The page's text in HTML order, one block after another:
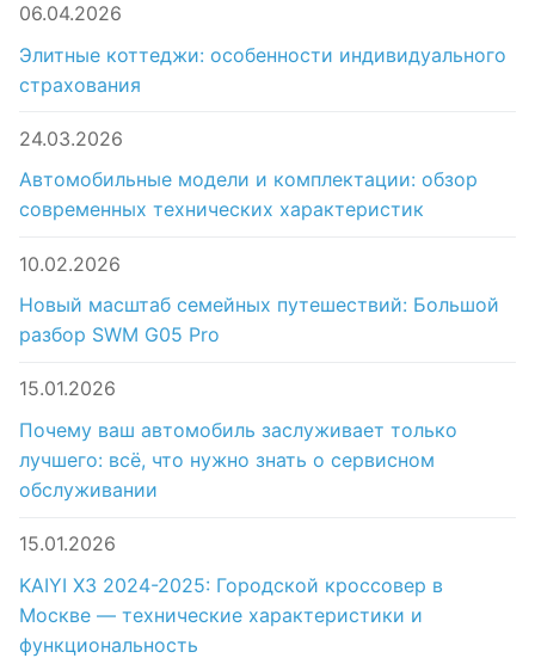
06.04.2026
Элитные коттеджи: особенности индивидуального
страхования
24.03.2026
Автомобильные модели и комплектации: обзор
современных технических характеристик
10.02.2026
Новый масштаб семейных путешествий: Большой
разбор SWM G05 Pro
15.01.2026
Почему ваш автомобиль заслуживает только
лучшего: всё, что нужно знать о сервисном
обслуживании
15.01.2026
KAIYI X3 2024-2025: Городской кроссовер в
Москве — технические характеристики и
функциональность